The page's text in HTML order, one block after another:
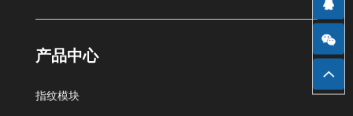
Fingerprint module,Fingerprint sensor module
产品中心
指纹模块